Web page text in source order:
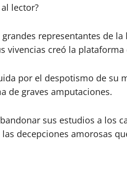
lector?
representantes de
vivencias creó la
por el despotismo de
de graves amputaciones.
sus estudios a los
decepciones amorosas